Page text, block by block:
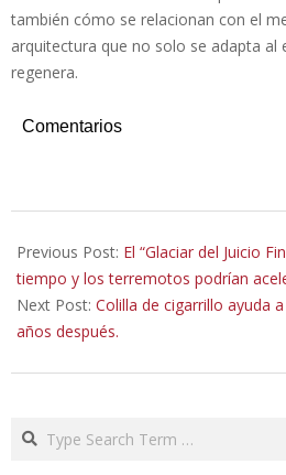
también cómo se relacionan con el
arquitectura que no solo se adapta al
regenera.
Comentarios
01-
06
Previous Post: El “Glaciar del Juicio
tiempo y los terremotos podrían
Next Post: Colilla de cigarrillo ayuda
años después.
Search